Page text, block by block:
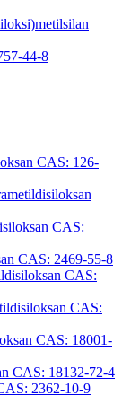
44-8
CAS: 126-
CAS:
CAS: 2469-55-8
CAS:
CAS:
CAS: 18001-
CAS: 18132-72-4
2362-10-9